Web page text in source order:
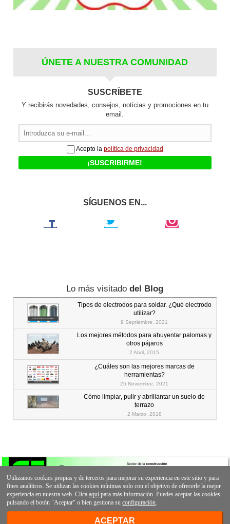
ÚNETE A NUESTRA COMUNIDAD
SUSCRÍBETE
Y recibirás novedades, consejos, noticias y promociones en tu
email.
Acepto la política de privacidad
SÍGUENOS EN...
Lo más visitadodel Blog
Tipos de electrodos para soldar. ¿Qué electrodo
utilizar?
9 Septiembre, 2021
Los mejores métodos para ahuyentar palomas y
otros pájaros
2 Abril, 2015
¿Cuáles son las mejores marcas de
herramientas?
25 Noviembre, 2021
Cómo limpiar, pulir y abrillantar un suelo de
terrazo
2 Marzo, 2018
Utilizamos cookies propias y de terceros para mejorar su experiencia en este sitio y para
fines analíticos. Se utilizan las cookies mínimas solo con el objetivo de ofrecerle la mejor
experiencia en nuestra web. Clicaaquí para más información. Puedes aceptar las cookies
pulsando el botón "Aceptar" o bien gestiona suconfiguración.
ACEPTAR
© Comerç Turró, S.A. Todos los derechos